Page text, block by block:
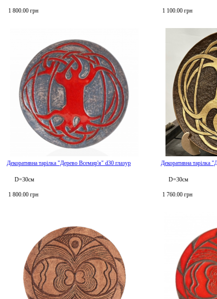
1 800.00 грн 1 100.00 грн
Декоративна тарілка "Дерево Всемир'я" d30 глазур
D=30см
1 800.00 грн
Декоративна тарілка
D=30см
1 760.00 грн